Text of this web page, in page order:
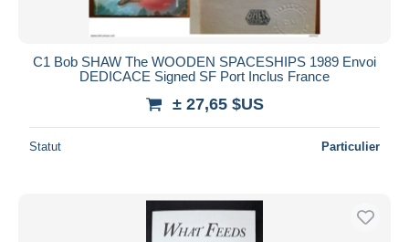
C1 Bob SHAW The WOODEN SPACESHIPS 1989 Envoi
DEDICACE Signed SF Port Inclus France
± 27,65 $US
Statut Particulier